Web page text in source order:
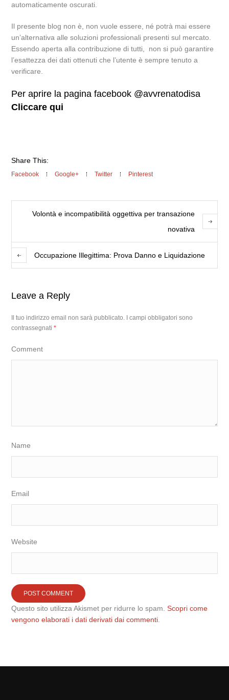
automaticamente oscurati.
Il presente blog non è, non vuole essere, né potrà mai essere
un’alternativa alle soluzioni professionali presenti sul mercato.
Essendo aperta alla contribuzione di tutti, non si può garantire
l’esattezza dei dati ottenuti che l’utente è sempre tenuto a
verificare.
Per aprire la pagina facebook @avvrenatodisa
Cliccare qui
Share This:
Facebook Google+ Twitter Pinterest
Volontà e incompatibilità oggettiva per transazione
novativa
Occupazione Illegittima: Prova Danno e Liquidazione
Leave a Reply
Il tuo indirizzo email non sarà pubblicato.
I campi obbligatori sono
contrassegnati*
Comment
Name
Email
Website
Questo sito utilizza Akismet per ridurre lo spam.Scopri come
vengono elaborati i dati derivati dai commenti